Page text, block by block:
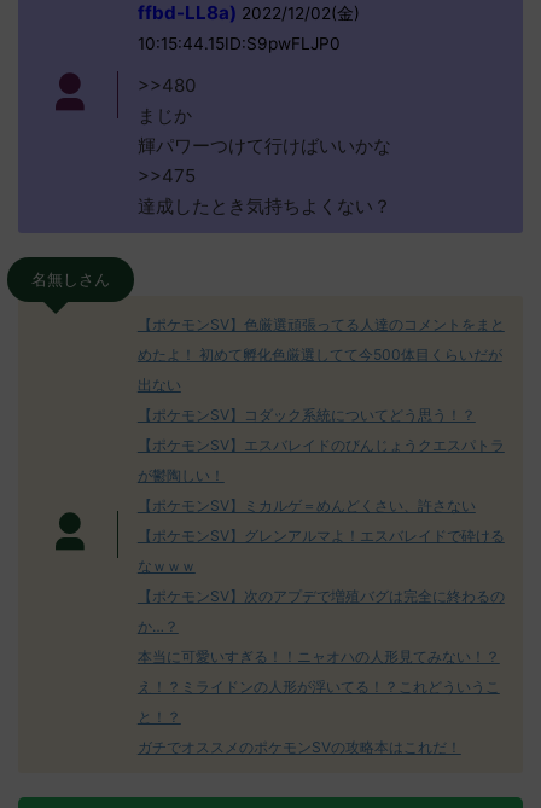
ffbd-LL8a) 2022/12/02(金)
10:15:44.15ID:S9pwFLJP0
>>480
まじか
輝パワーつけて行けばいいかな
>>475
達成したとき気持ちよくない？
名無しさん
【ポケモンSV】色厳選頑張ってる人達のコメントをまと
めたよ！ 初めて孵化色厳選してて今500体目くらいだが
出ない
【ポケモンSV】コダック系統についてどう思う！？
【ポケモンSV】エスバレイドのびんじょうクエスパトラ
が鬱陶しい！
【ポケモンSV】ミカルゲ＝めんどくさい、許さない
【ポケモンSV】グレンアルマよ！エスバレイドで砕ける
なｗｗｗ
【ポケモンSV】次のアプデで増殖バグは完全に終わるの
か…？
本当に可愛いすぎる！！ニャオハの人形見てみない！？
え！？ミライドンの人形が浮いてる！？これどういうこ
と！？
ガチでオススメのポケモンSVの攻略本はこれだ！